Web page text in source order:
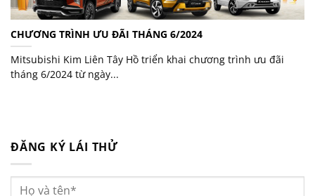
CHƯƠNG TRÌNH ƯU ĐÃI THÁNG 6/2024
Mitsubishi Kim Liên Tây Hồ triển khai chương trình ưu đãi
tháng 6/2024 từ ngày...
ĐĂNG KÝ LÁI THỬ